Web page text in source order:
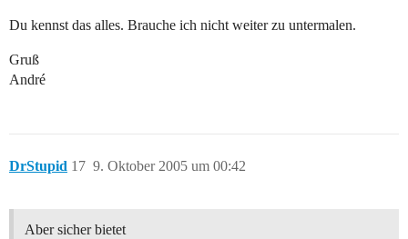
Du kennst das alles. Brauche ich nicht weiter zu untermalen.
Gruß
André
DrStupid 9. Oktober 2005 um 00:42
17
Aber sicher bietet